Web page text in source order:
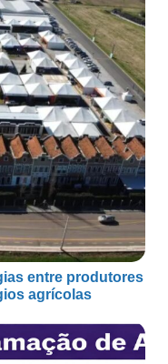
entre produtores
agrícolas